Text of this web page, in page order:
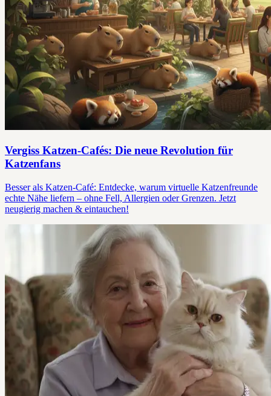
Vergiss Katzen-Cafés: Die neue Revolution für
Katzenfans
Besser als Katzen-Café: Entdecke, warum virtuelle Katzenfreunde
echte Nähe liefern – ohne Fell, Allergien oder Grenzen. Jetzt
neugierig machen & eintauchen!